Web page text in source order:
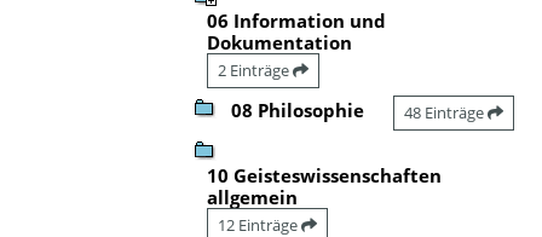
06 Information und
Dokumentation
2 Einträge
08 Philosophie 48 Einträge
10 Geisteswissenschaften
allgemein
12 Einträge